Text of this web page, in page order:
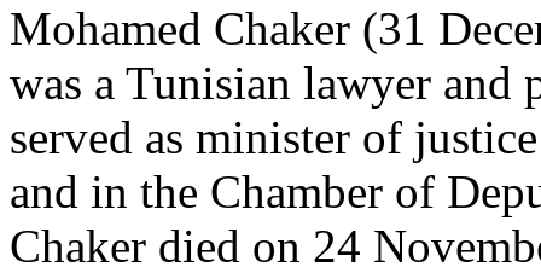
Mohamed Chaker (31
was a Tunisian lawyer and
served as minister of
and in the Chamber of
Chaker died on 24